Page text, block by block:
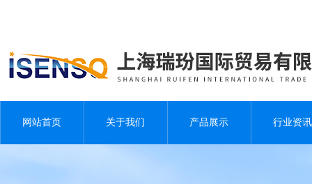
网站首页 关于我们 产品展示 行业资讯